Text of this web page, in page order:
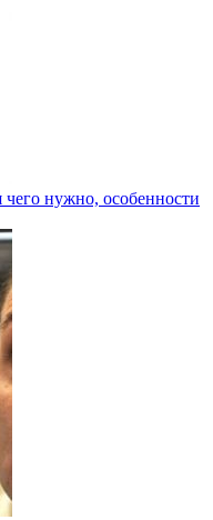
чего нужно, особенности